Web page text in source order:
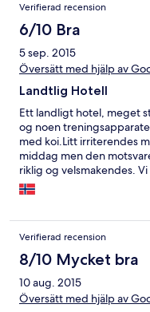
Verifierad recension
6/10 Bra
5 sep. 2015
Översätt med hjälp av
Landtlig Hotell
Ett landligt hotel, meget
og noen
med koi.Litt irriterendes
middag men den
riklig og velsmakendes.
men syntes ikke
enkelt hotel skulle variere
Verifierad recension
8/10 Mycket bra
10 aug. 2015
Översätt med hjälp av